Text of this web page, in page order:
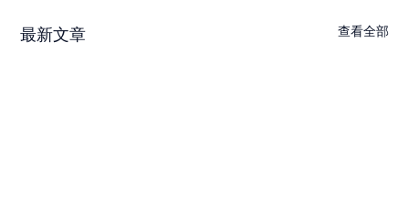
最新文章 查看全部